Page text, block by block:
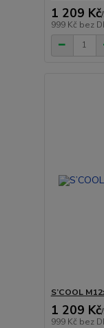
1 209 Kč/
999 Kč bez
S’COOL
1 209 Kč/
999 Kč bez